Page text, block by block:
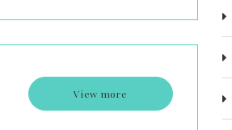
View more